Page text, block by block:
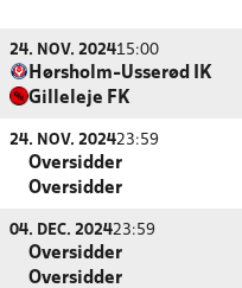
24. NOV. 202415:00
Hørsholm-Usserød IK
Gilleleje FK
24. NOV. 202423:59
Oversidder
Oversidder
04. DEC. 202423:59
Oversidder
Oversidder